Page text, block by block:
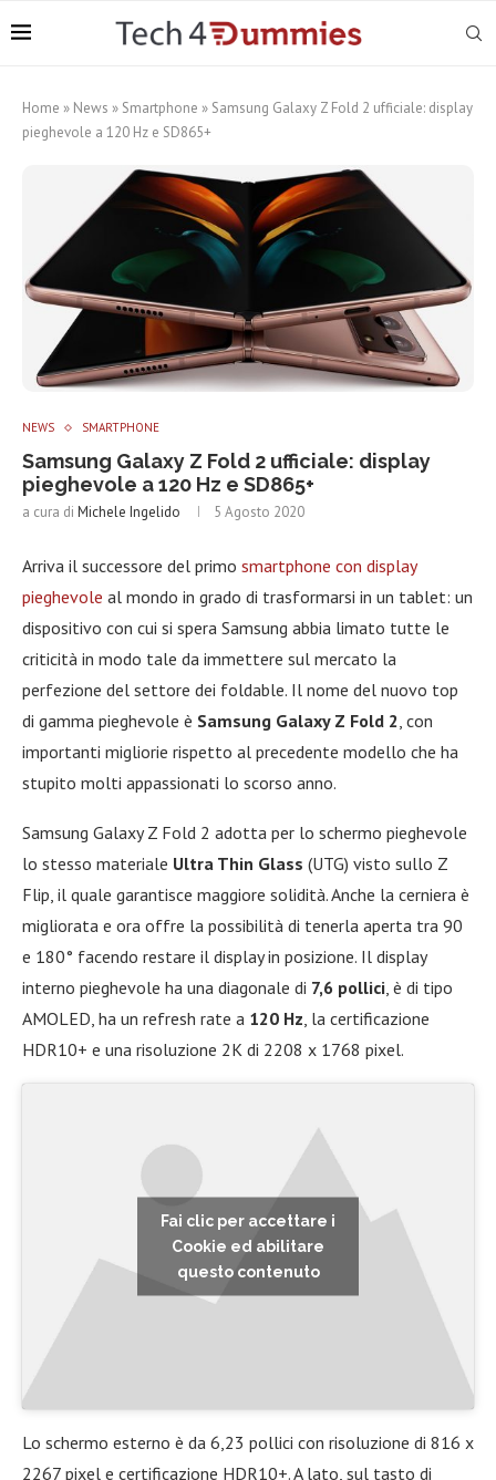
Home » News » Smartphone » Samsung Galaxy Z Fold 2 ufficiale: display
pieghevole a 120 Hz e SD865+
NEWS SMARTPHONE
Samsung Galaxy Z Fold 2 ufficiale: display
pieghevole a 120 Hz e SD865+
a cura di Michele Ingelido 5 Agosto 2020
Arriva il successore del primo smartphone con display
pieghevole al mondo in grado di trasformarsi in un tablet: un
dispositivo con cui si spera Samsung abbia limato tutte le
criticità in modo tale da immettere sul mercato la
perfezione del settore dei foldable. Il nome del nuovo top
di gamma pieghevole è Samsung Galaxy Z Fold 2, con
importanti migliorie rispetto al precedente modello che ha
stupito molti appassionati lo scorso anno.
Samsung Galaxy Z Fold 2 adotta per lo schermo pieghevole
lo stesso materiale Ultra Thin Glass (UTG) visto sullo Z
Flip, il quale garantisce maggiore solidità. Anche la cerniera è
migliorata e ora offre la possibilità di tenerla aperta tra 90
e 180° facendo restare il display in posizione. Il display
interno pieghevole ha una diagonale di 7,6 pollici, è di tipo
AMOLED, ha un refresh rate a 120 Hz, la certificazione
HDR10+ e una risoluzione 2K di 2208 x 1768 pixel.
Fai clic per accettare i
Cookie ed abilitare
questo contenuto
Lo schermo esterno è da 6,23 pollici con risoluzione di 816 x
2267 pixel e certificazione HDR10+. A lato, sul tasto di